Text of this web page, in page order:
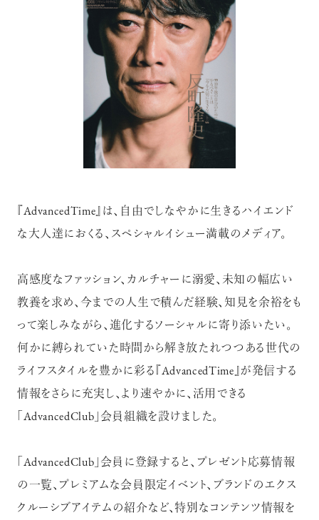
『AdvancedTime』は、自由でしなやかに生きるハイエンド
な大人達におくる、スペシャルイシュー満載のメディア。
高感度なファッション、カルチャーに溺愛、未知の幅広い
教養を求め、今までの人生で積んだ経験、知見を余裕をも
って楽しみながら、進化するソーシャルに寄り添いたい。
何かに縛られていた時間から解き放たれつつある世代の
ライフスタイルを豊かに彩る『AdvancedTime』が発信する
情報をさらに充実し、より速やかに、活用できる
「AdvancedClub」会員組織を設けました。
「AdvancedClub」会員に登録すると、プレゼント応募情報
の一覧、プレミアムな会員限定イベント、ブランドのエクス
クルーシブアイテムの紹介など、特別なコンテンツ情報を